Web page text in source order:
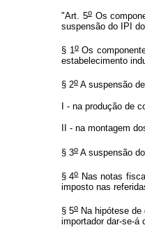
"Art. 5oOs
suspensão do IPI
§ 1oOs
estabelecimento
§ 2o A suspensão
I - na produção de
II - na montagem
§ 3o A suspensão
§ 4oNas notas
imposto nas
§ 5o Na hipótese
importador dar-se-á